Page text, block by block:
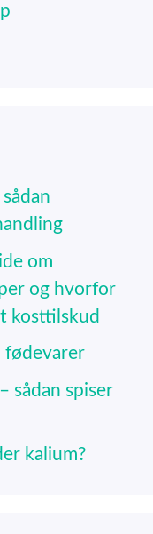
om
og hvorfor
kosttilskud
fødevarer
sådan spiser
kalium?